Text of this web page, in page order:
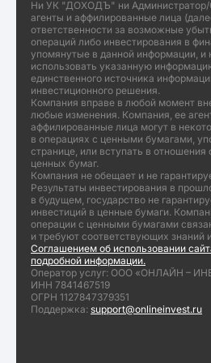
Ни УК "ДОХОДЪ" ни Администратор/
агенты и аффилированные лица
ответственности за возможные
операций либо инвестирования в
упомянутые в данной информации, и
использовать указанную
единственного источника
инвестиционного решения.
Компания вправе в любой момент
любые изменения. Компания, ее
аффилированные лица могут в
в операциях с ценными бумагами,
странице, или вступать в отношения
ценных бумаг.
Компания не обещает и не
Результаты инвестирования в
в будущем, государство не
инвестиций в ценные бумаги.
операции с ценными бумагами
и требуют соответствующих знаний
Соглашением об использовании
подробной информации.
Оператор услуг: ООО «ОНЛАЙН –
ИНН 7841467519
ОГРН 1127847379351
Поддержка: support@onlineinvest.ru